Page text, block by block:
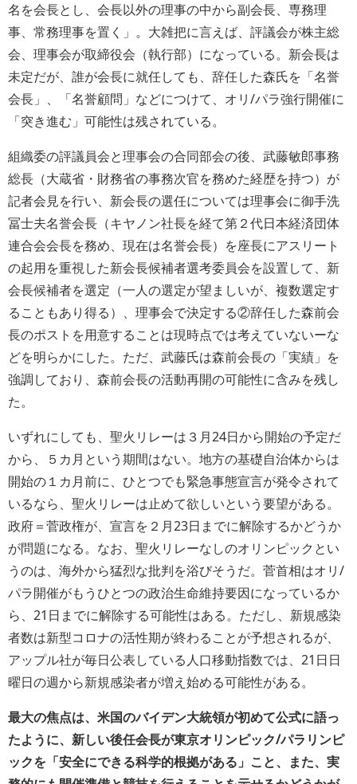
名を会長とし、会長以外の理事の中から副会長、専務理
事、常務理事を置く」。大雑把に言えば、評議会が株主総
会、理事会が取締役会（執行部）になっている。新会長は
未定だが、誰が会長に就任しても、辞任した森氏を「名誉
会長」、「名誉顧問」などにつけて、オリ/パラ強行開催に
「突き進む」可能性は残されている。
組織委の評議員会と理事会の合同部会の後、武藤敏郎事務
総長（大蔵省・財務省の事務次官を務めた経歴を持つ）が
記者会見を行い、新会長の選任については理事会に御手洗
冨士夫名誉会長（キヤノン社長を経て第２代日本経済団体
連合会会長を務め、現在は名誉会長）を座長にアスリート
の起用を重視した新会長候補者選考委員会を設置して、新
会長候補者を選定（一人の選定が望ましいが、複数選定す
ることもあり得る）、理事会で決定する②辞任した森前会
長のポストを用意することは現時点では考えていないーな
どを明らかにした。ただ、武藤氏は森前会長の「実績」を
強調しており、森前会長の活動再開の可能性に含みを残し
た。
いずれにしても、聖火リレーは３月24日から開始の予定だ
から、５カ月という期間はない。地方の基礎自治体からは
開始の１カ月前に、ひとつでも緊急事態宣言が発令されて
いるなら、聖火リレーは止めて欲しいという要望がある。
政府＝菅政権が、宣言を２月23日までに解除するかどうか
が問題になる。なお、聖火リレーなしのオリンピックとい
うのは、海外から猛烈な批判を浴びそうだ。菅首相はオリ/
パラ開催がもうひとつの政治生命維持要因になっているか
ら、21日までに解除する可能性はある。ただし、新規感染
者数は新型コロナの活性期が終わることが予想されるが、
アップル社が毎日公表している人口移動指数では、21日日
曜日の週から新規感染者が増え始める可能性がある。
最大の焦点は、米国のバイデン大統領が初めて公式に語っ
たように、新しい後任会長が東京オリンピック/パラリンピ
ックを「安全にできる科学的根拠がある」こと、また、実